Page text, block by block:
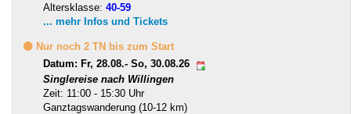
Altersklasse: 40-59
... mehr Infos und Tickets
🟡 Nur noch 2 TN bis zum Start
Datum: Fr, 28.08.- So, 30.08.26
Singlereise nach Willingen
Zeit: 11:00 - 15:30 Uhr
Ganztagswanderung (10-12 km)